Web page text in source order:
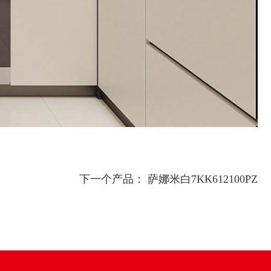
下一个产品： 萨娜米白7KK612100PZ